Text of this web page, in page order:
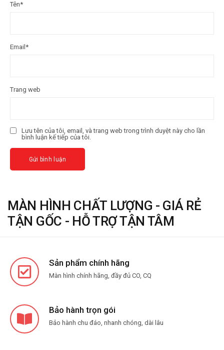
Tên*
Email *
Trang web
Lưu tên của tôi, email, và trang web trong trình duyệt này cho lần
bình luận kế tiếp của tôi.
MÀN HÌNH CHẤT LƯỢNG - GIÁ RẺ
TẬN GỐC - HỖ TRỢ TẬN TÂM
Sản phẩm chính hãng
Màn hình chính hãng, đầy đủ CO, CQ
Bảo hành trọn gói
Bảo hành chu đáo, nhanh chóng, dài lâu